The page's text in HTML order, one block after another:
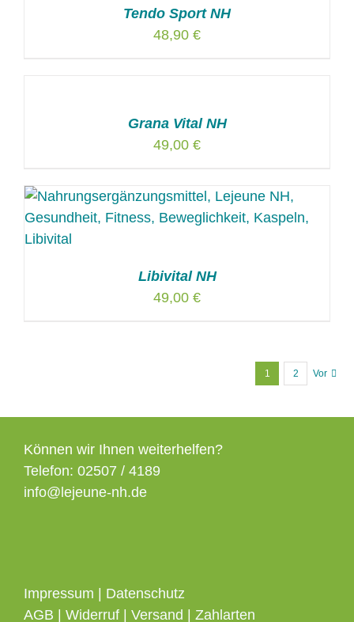
Tendo Sport NH
48,90 €
Grana Vital NH
49,00 €
Libivital NH
49,00 €
1 2 Vor
Können wir Ihnen weiterhelfen?
Telefon: 02507 / 4189
info@lejeune-nh.de
Impressum
Datenschutz
AGB
Widerruf Versand Zahlarten